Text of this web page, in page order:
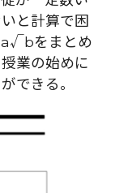
と計算で困
a√bをまとめ
業の始めに
できる。